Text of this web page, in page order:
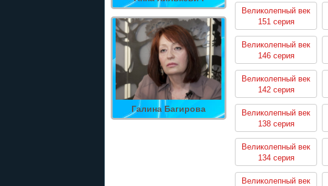
Галина Багирова
Великолепный век
151 серия
Великолепный век
146 серия
Великолепный век
142 серия
Великолепный век
138 серия
Великолепный век
134 серия
Великолепный век